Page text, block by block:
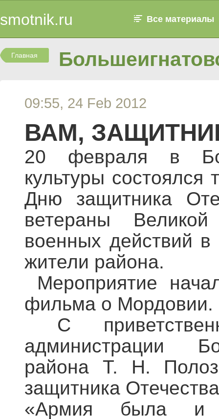
smotnik.ru Все материалы
Главная
09:55, 24 Feb 2012
ВАМ,
20 февраля в
культуры
Дню защитника
ветераны
военных действий
жители района.
Мероприятие
фильма о Мордовии.
С
администрации
района Т. Н.
защитника
«Армия была и